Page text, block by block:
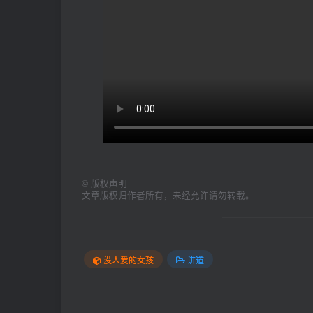
© 版权声明
文章版权归作者所有，未经允许请勿转载。
没人爱的女孩 讲道